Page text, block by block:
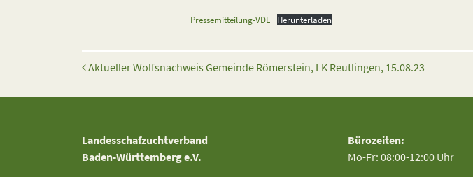
Pressemitteilung-VDL Herunterladen
Beitrags-Navigation
Aktueller Wolfsnachweis Gemeinde Römerstein, LK Reutlingen, 15.08.23
Landesschafzuchtverband
Baden-Württemberg e.V.
Bürozeiten:
Mo-Fr: 08:00-12:00 Uhr